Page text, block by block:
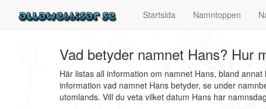
Startsida Namntoppen
Vad betyder namnet Hans? Hur
Här listas all information om namnet Hans, bland
information vad namnet Hans betyder, se under
utomlands. Vill du veta vilket datum Hans har